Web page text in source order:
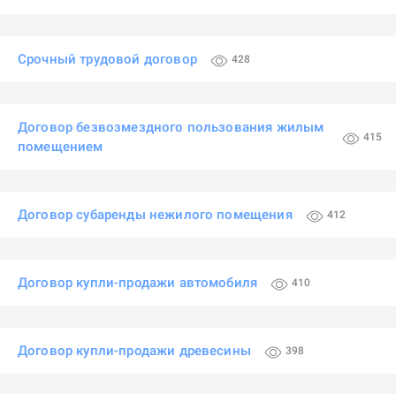
Срочный трудовой договор 428
Договор безвозмездного пользования жилым
помещением
415
Договор субаренды нежилого помещения 412
Договор купли-продажи автомобиля 410
Договор купли-продажи древесины 398